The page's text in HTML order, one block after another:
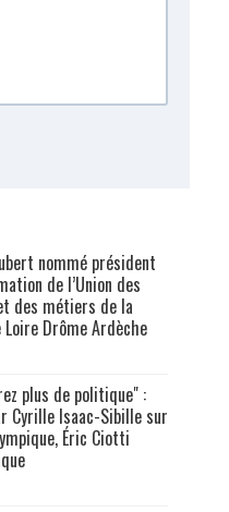
nommé président
de l’Union des
des métiers de la
Drôme Ardèche
plus de politique" :
Cyrille Isaac-Sibille sur
Éric Ciotti